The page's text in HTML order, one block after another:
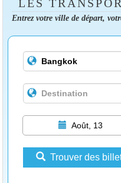
LES
Entrez votre ville de départ,
Août, 13
Trouver des